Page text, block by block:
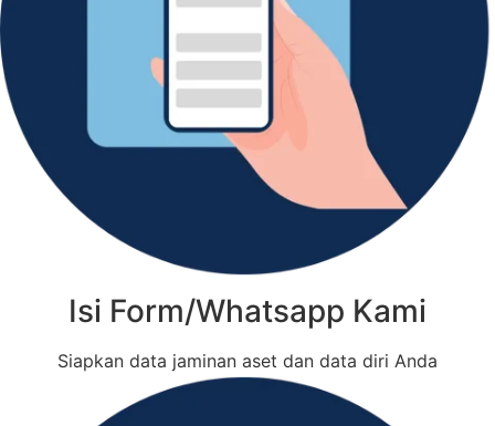
Isi Form/Whatsapp Kami
Siapkan data jaminan aset dan data diri Anda